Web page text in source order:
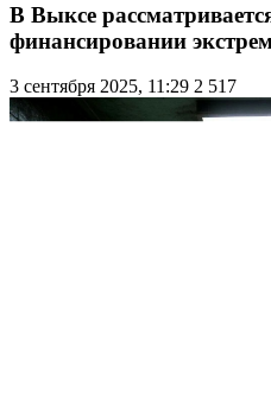
В Выксе
финансировании
3 сентября 2025, 11:29 2 517